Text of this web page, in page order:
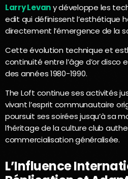
Larry Levany développe les
edit qui définissent l’esthétique
directement l’émergence de la
Cette évolution technique et
continuité entre l’âge d’or disco
des années 1980-1990.
The Loft continue ses activités
vivant l’esprit communautaire
poursuit ses soirées jusqu’à sa
l’héritage de la culture club
commercialisation généralisée.
L’Influence